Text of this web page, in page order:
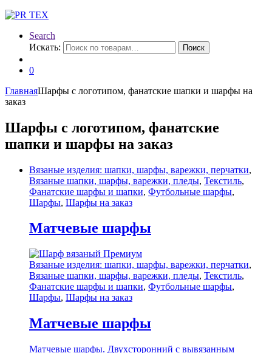
Search
Искать:
Поиск
0
ГлавнаяШарфы с логотипом, фанатские шапки и шарфы на
заказ
Шарфы с логотипом, фанатские
шапки и шарфы на заказ
Вязаные изделия: шапки, шарфы, варежки, перчатки,
Вязаные шапки, шарфы, варежки, пледы, Текстиль,
Фанатские шарфы и шапки, Футбольные шарфы,
Шарфы, Шарфы на заказ
Матчевые шарфы
Вязаные изделия: шапки, шарфы, варежки, перчатки,
Вязаные шапки, шарфы, варежки, пледы, Текстиль,
Фанатские шарфы и шапки, Футбольные шарфы,
Шарфы, Шарфы на заказ
Матчевые шарфы
Матчевые шарфы. Двухсторонний с вывязанным